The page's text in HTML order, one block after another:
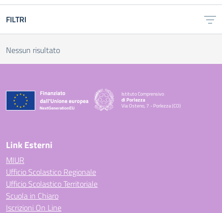
FILTRI
Nessun risultato
Istituto Comprensivo
di Porlezza
Via Osteno, 7 - Porlezza (CO)
Link Esterni
MIUR
Ufficio Scolastico Regionale
Ufficio Scolastico Territoriale
Scuola in Chiaro
Iscrizioni On Line